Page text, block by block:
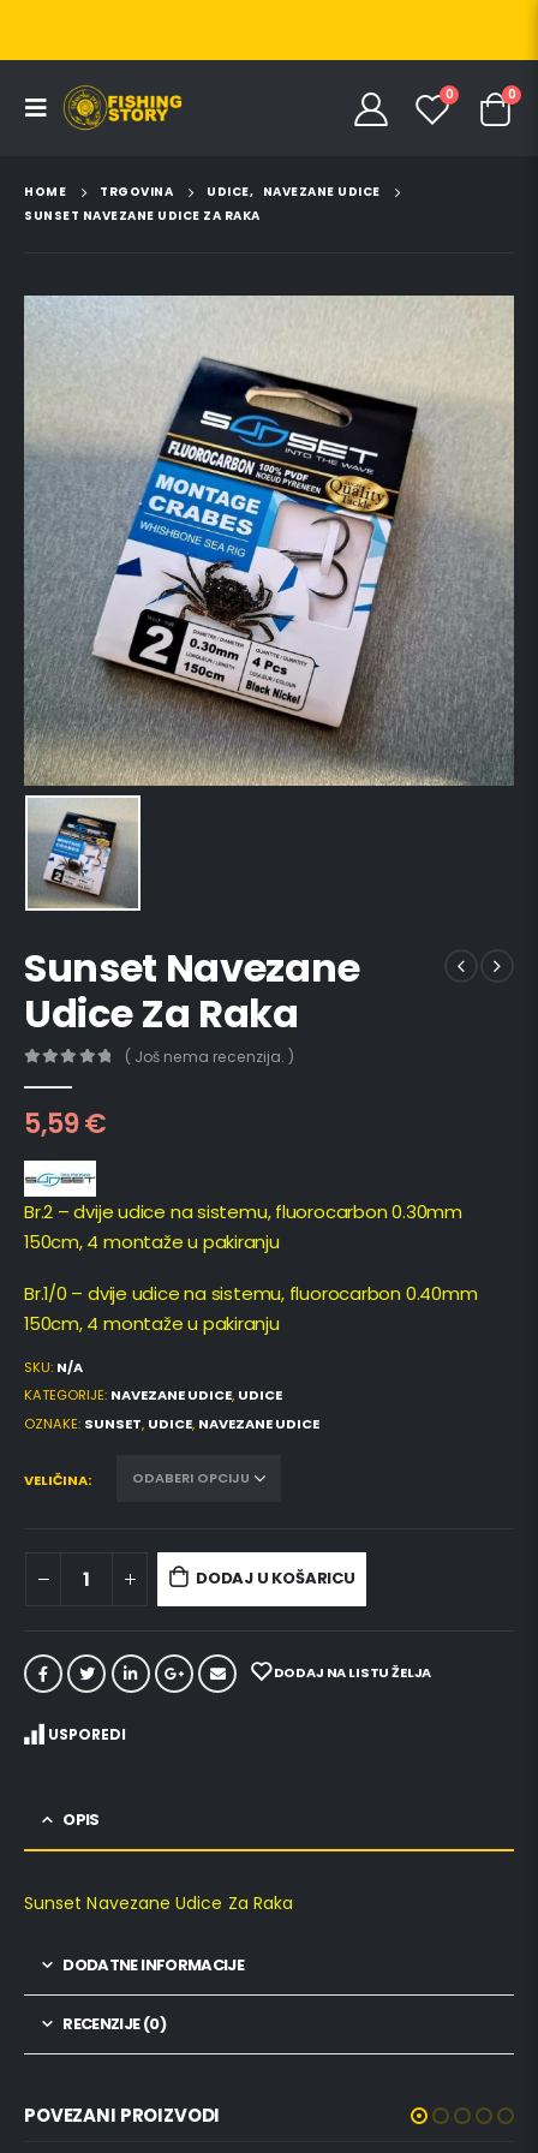
0 0
HOME TRGOVINA UDICE, NAVEZANE UDICE
SUNSET NAVEZANE UDICE ZA RAKA
Sunset Navezane
Udice Za Raka
( Još nema recenzija. )
5,59€
Br.2 – dvije udice na sistemu, fluorocarbon 0.30mm
150cm, 4 montaže u pakiranju
Br.1/0 – dvije udice na sistemu, fluorocarbon 0.40mm
150cm, 4 montaže u pakiranju
SKU: N/A
KATEGORIJE: NAVEZANE UDICE, UDICE
OZNAKE: SUNSET, UDICE, NAVEZANE UDICE
VELIČINA
DODAJ U KOŠARICU
DODAJ NA LISTU ŽELJA
USPOREDI
OPIS
Sunset Navezane Udice Za Raka
DODATNE INFORMACIJE
RECENZIJE (0)
POVEZANI PROIZVODI